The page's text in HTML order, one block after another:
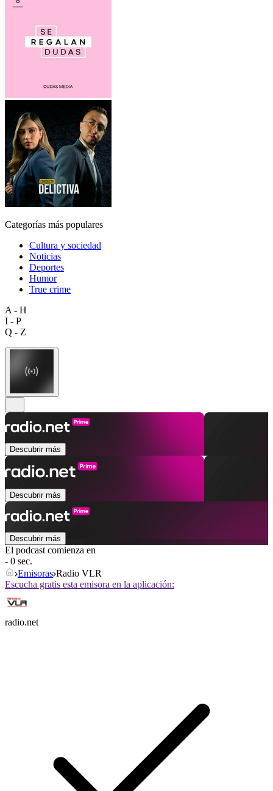
Categorías más populares
Cultura y sociedad
Noticias
Deportes
Humor
True crime
A - H
I - P
Q - Z
Descubrir más
Descubrir más
Descubrir más
El podcast comienza en
- 0 sec.
Emisoras Radio VLR
Escucha gratis esta emisora en la aplicación:
radio.net